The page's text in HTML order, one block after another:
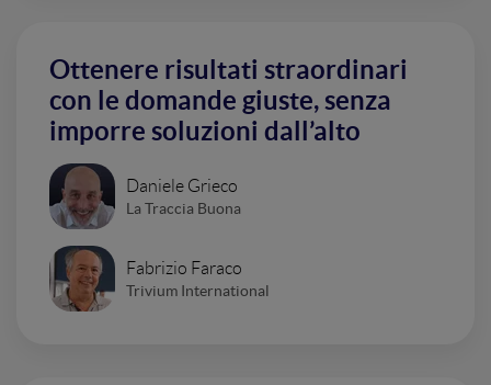
Ottenere risultati straordinari
con le domande giuste, senza
imporre soluzioni dall’alto
Daniele Grieco
La Traccia Buona
Fabrizio Faraco
Trivium International